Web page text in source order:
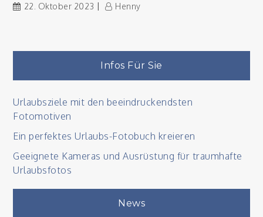
22. Oktober 2023 Henny
Infos Für Sie
Urlaubsziele mit den beeindruckendsten
Fotomotiven
Ein perfektes Urlaubs-Fotobuch kreieren
Geeignete Kameras und Ausrüstung für traumhafte
Urlaubsfotos
News